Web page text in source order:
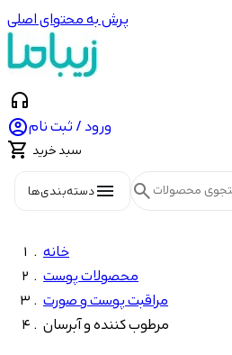
پرش به محتوای اصلی
headphones
ورود / ثبت نام
 سبد خرید
menuدسته‌بندی‌ها search
خانه
محصولات پوست
مراقبت پوست و صورت
مرطوب کننده و آبرسان